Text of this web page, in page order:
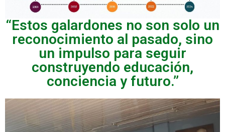
“Estos galardones no son solo un
reconocimiento al pasado, sino
un impulso para seguir
construyendo educación,
conciencia y futuro.”